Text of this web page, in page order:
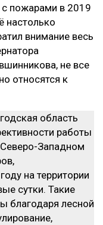
с пожарами в 2019
настолько
внимание весь
не все
относятся к
область
работы
Западном
на территории
сутки. Такие
благодаря лесной